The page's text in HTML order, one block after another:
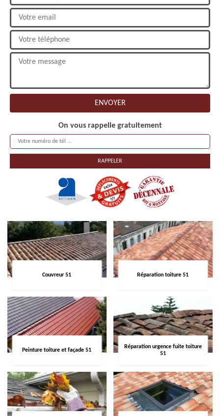
On vous rappelle gratuitement
Couvreur 51 Réparation toiture 51
Peinture toiture et façade 51
Réparation urgence fuite toiture
51